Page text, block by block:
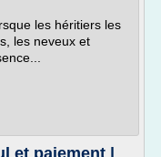
les héritiers les
les neveux et
et paiement |